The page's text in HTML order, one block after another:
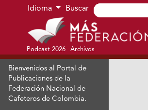
Ir al menú de navegación principal
Ir al contenido principal
Ir al pie de página del sitio
Idioma Buscar
Podcast 2026 Archivos
Bienvenidos al Portal de
Publicaciones de la
Federación Nacional de
Cafeteros de Colombia.